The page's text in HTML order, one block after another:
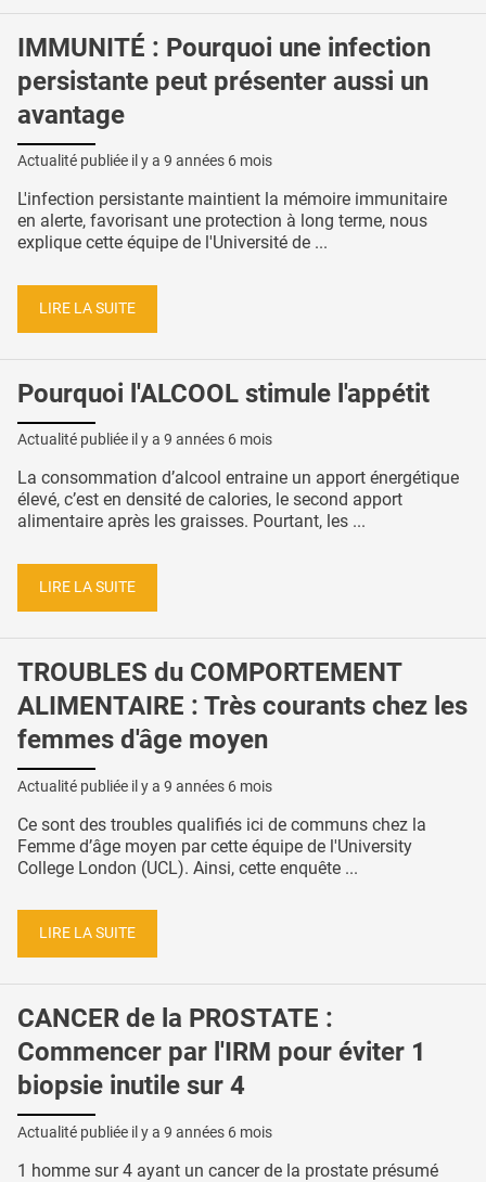
IMMUNITÉ : Pourquoi une infection
persistante peut présenter aussi un
avantage
Actualité publiée il y a 9 années 6 mois
L'infection persistante maintient la mémoire immunitaire
en alerte, favorisant une protection à long terme, nous
explique cette équipe de l'Université de ...
LIRE LA SUITE
Pourquoi l'ALCOOL stimule l'appétit
Actualité publiée il y a 9 années 6 mois
La consommation d’alcool entraine un apport énergétique
élevé, c’est en densité de calories, le second apport
alimentaire après les graisses. Pourtant, les ...
LIRE LA SUITE
TROUBLES du COMPORTEMENT
ALIMENTAIRE : Très courants chez les
femmes d'âge moyen
Actualité publiée il y a 9 années 6 mois
Ce sont des troubles qualifiés ici de communs chez la
Femme d’âge moyen par cette équipe de l'University
College London (UCL). Ainsi, cette enquête ...
LIRE LA SUITE
CANCER de la PROSTATE :
Commencer par l'IRM pour éviter 1
biopsie inutile sur 4
Actualité publiée il y a 9 années 6 mois
1 homme sur 4 ayant un cancer de la prostate présumé